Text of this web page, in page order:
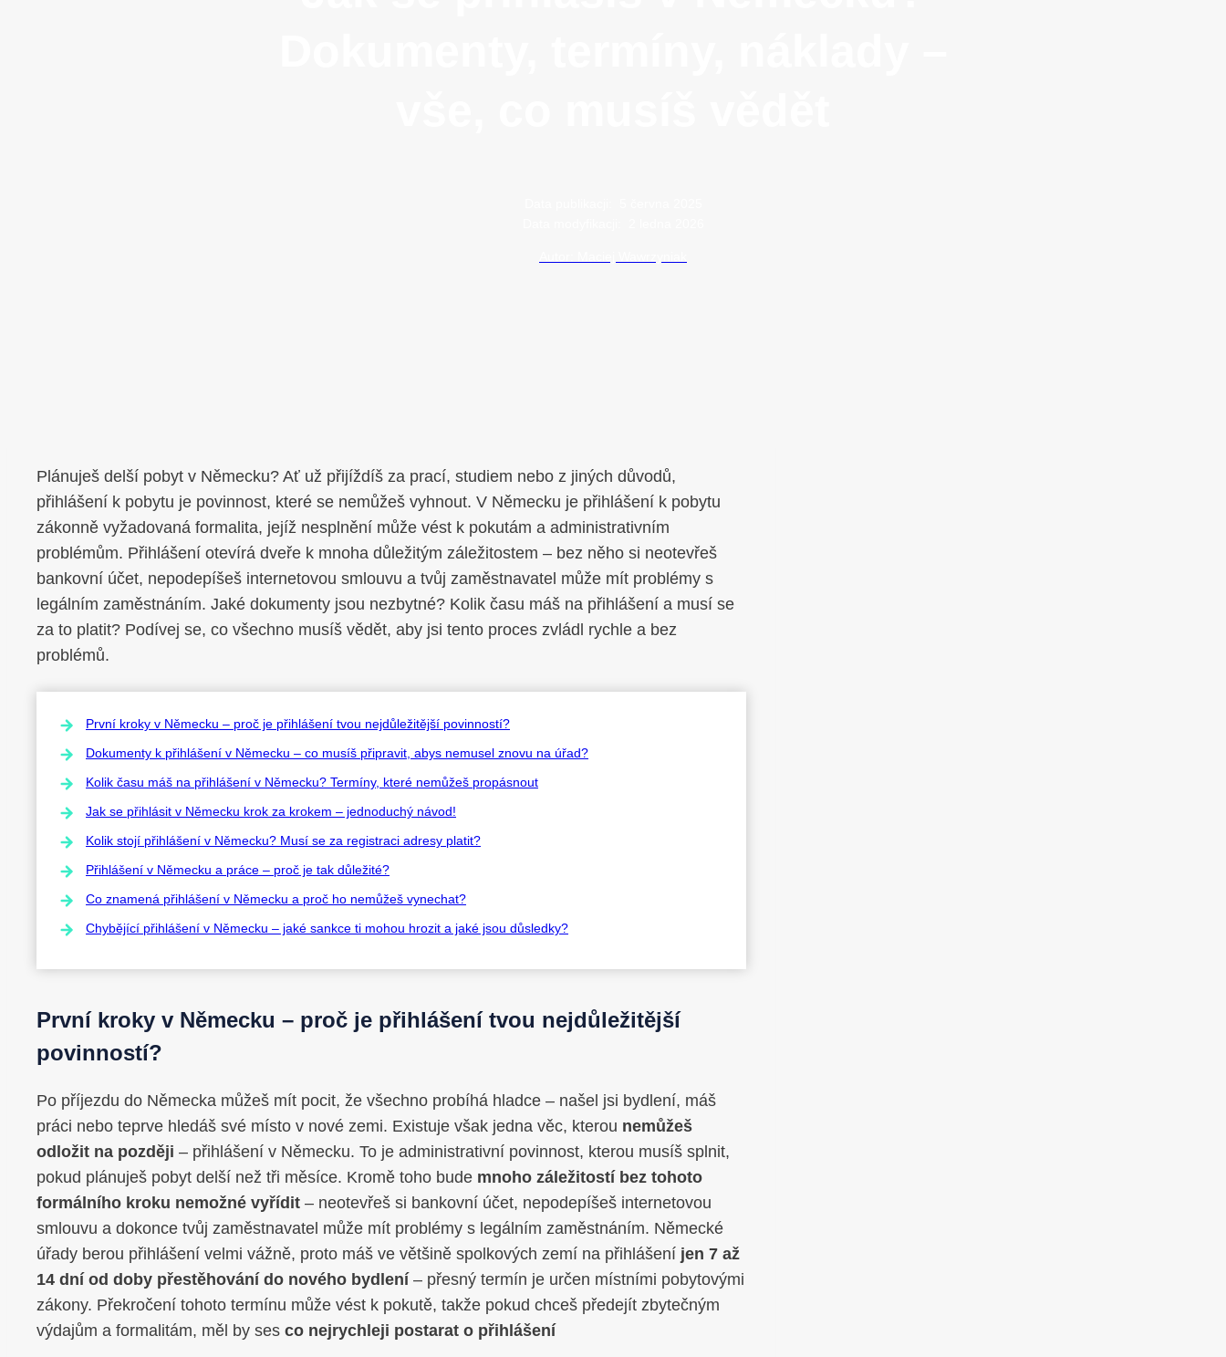
Plánuješ delší pobyt v Německu? Ať už přijíždíš za prací, studiem nebo z jiných důvodů,
přihlášení k pobytu je povinnost, které se nemůžeš vyhnout. V Německu je přihlášení k pobytu
zákonně vyžadovaná formalita, jejíž nesplnění může vést k pokutám a administrativním
problémům. Přihlášení otevírá dveře k mnoha důležitým záležitostem – bez něho si neotevřeš
bankovní účet, nepodepíšeš internetovou smlouvu a tvůj zaměstnavatel může mít problémy s
legálním zaměstnáním. Jaké dokumenty jsou nezbytné? Kolik času máš na přihlášení a musí se
za to platit? Podívej se, co všechno musíš vědět, aby jsi tento proces zvládl rychle a bez
problémů.
První kroky v Německu – proč je přihlášení tvou nejdůležitější povinností?
Dokumenty k přihlášení v Německu – co musíš připravit, abys nemusel znovu na úřad?
Kolik času máš na přihlášení v Německu? Termíny, které nemůžeš propásnout
Jak se přihlásit v Německu krok za krokem – jednoduchý návod!
Kolik stojí přihlášení v Německu? Musí se za registraci adresy platit?
Přihlášení v Německu a práce – proč je tak důležité?
Co znamená přihlášení v Německu a proč ho nemůžeš vynechat?
Chybějící přihlášení v Německu – jaké sankce ti mohou hrozit a jaké jsou důsledky?
První kroky v Německu – proč je přihlášení tvou nejdůležitější
povinností?
Po příjezdu do Německa můžeš mít pocit, že všechno probíhá hladce – našel jsi bydlení, máš
práci nebo teprve hledáš své místo v nové zemi. Existuje však jedna věc, kterou nemůžeš
odložit na později – přihlášení v Německu. To je administrativní povinnost, kterou musíš splnit,
pokud plánuješ pobyt delší než tři měsíce. Kromě toho bude mnoho záležitostí bez tohoto
formálního kroku nemožné vyřídit – neotevřeš si bankovní účet, nepodepíšeš internetovou
smlouvu a dokonce tvůj zaměstnavatel může mít problémy s legálním zaměstnáním. Německé
úřady berou přihlášení velmi vážně, proto máš ve většině spolkových zemí na přihlášení jen 7 až
14 dní od doby přestěhování do nového bydlení – přesný termín je určen místními pobytovými
zákony. Překročení tohoto termínu může vést k pokutě, takže pokud chceš předejít zbytečným
výdajům a formalitám, měl by ses co nejrychleji postarat o přihlášení